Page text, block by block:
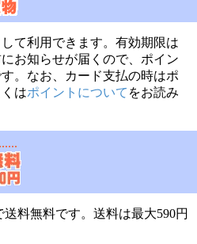
て利用できます。有効期限は
お知らせが届くので、ポイン
。なお、カード支払の時はポ
はポイントについて をお読み
料無料です。送料は最大590円